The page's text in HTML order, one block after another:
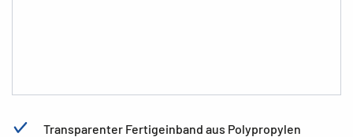
Transparenter Fertigeinband aus Polypropylen